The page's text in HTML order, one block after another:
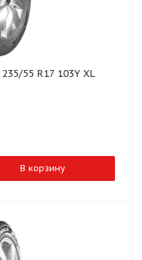
55 R17 103Y XL
В корзину